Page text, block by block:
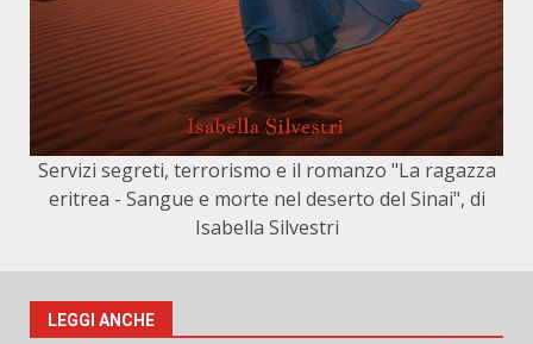
Servizi segreti, terrorismo e il romanzo "La ragazza
eritrea - Sangue e morte nel deserto del Sinai", di
Isabella Silvestri
LEGGI ANCHE